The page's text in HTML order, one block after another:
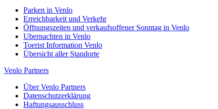
Parken in Venlo
Erreichbarkeit und Verkehr
Öffnungszeiten und verkaufsoffener Sonntag in Venlo
Ubernachten in Venlo
Toerist Information Venlo
Übersicht aller Standorte
Venlo Partners
Über Venlo Partners
Datenschutzerklärung
Haftungsausschluss